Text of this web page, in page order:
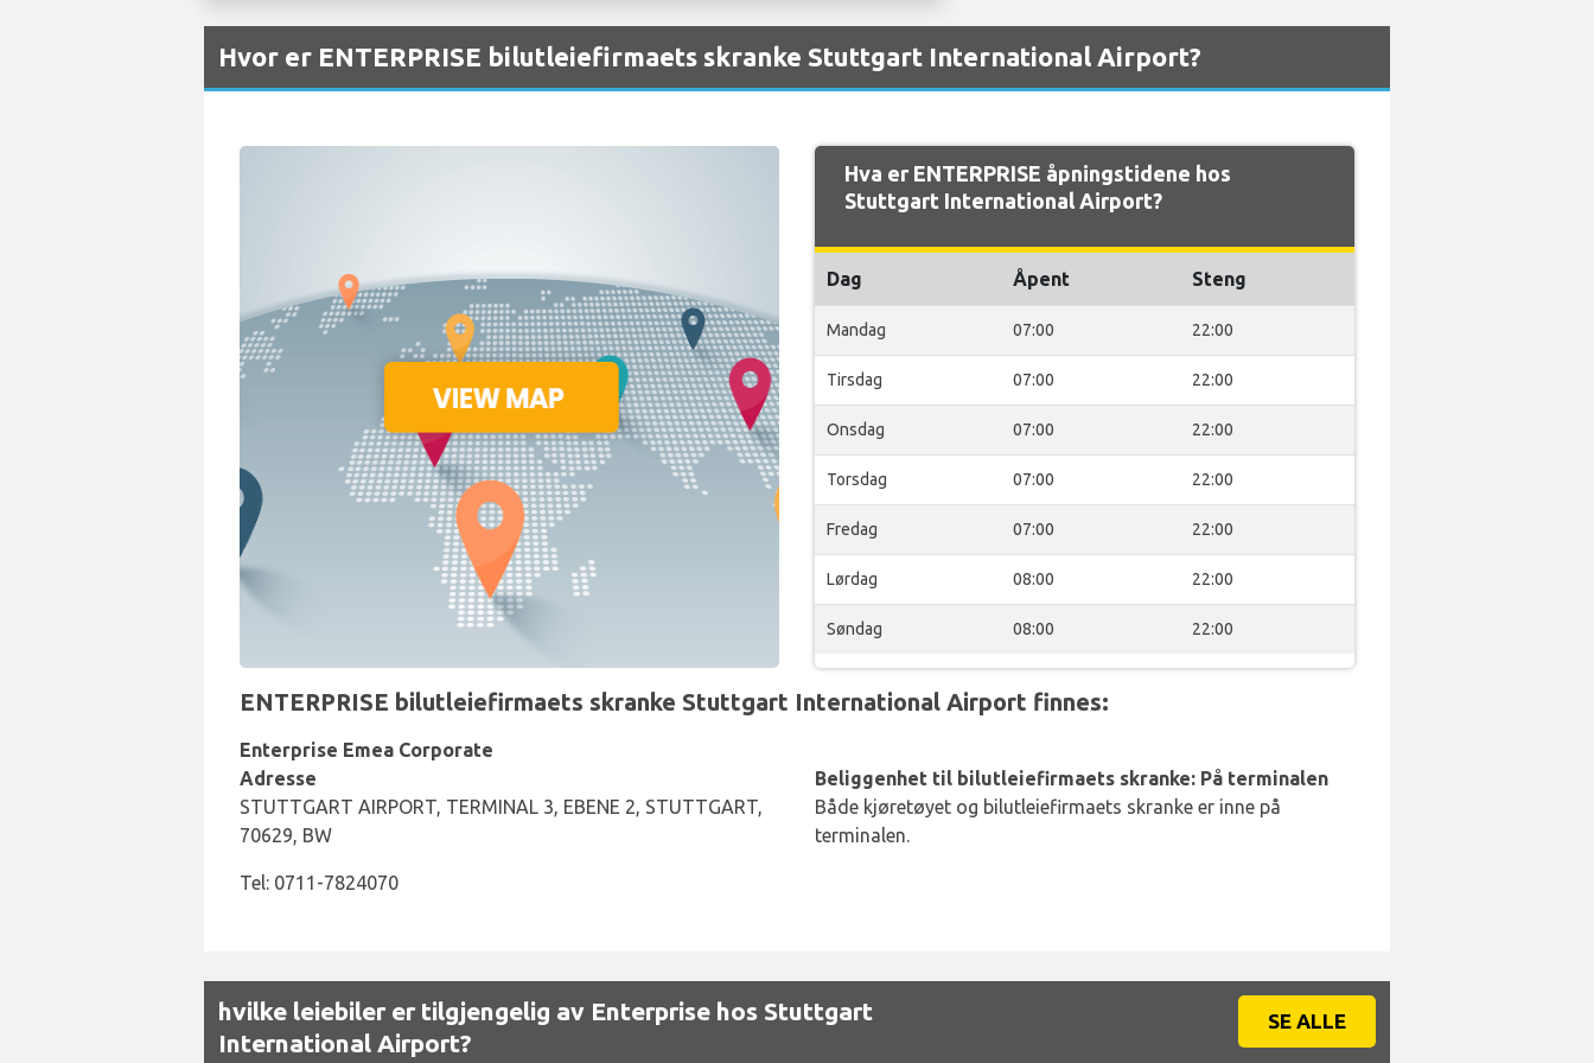
Hvor er ENTERPRISE bilutleiefirmaets skranke Stuttgart International Airport?
Hva er ENTERPRISE åpningstidene hos
Stuttgart International Airport?
Dag Åpent Steng
Mandag 07:00 22:00
Tirsdag 07:00 22:00
Onsdag 07:00 22:00
Torsdag 07:00 22:00
Fredag 07:00 22:00
Lørdag 08:00 22:00
Søndag 08:00 22:00
ENTERPRISE bilutleiefirmaets skranke Stuttgart International Airport finnes:
Enterprise Emea Corporate
Adresse
STUTTGART AIRPORT, TERMINAL 3, EBENE 2, STUTTGART,
70629, BW
Tel: 0711-7824070
Beliggenhet til bilutleiefirmaets skranke: På terminalen
Både kjøretøyet og bilutleiefirmaets skranke er inne på
terminalen.
hvilke leiebiler er tilgjengelig av Enterprise hos Stuttgart
International Airport?
SE ALLE